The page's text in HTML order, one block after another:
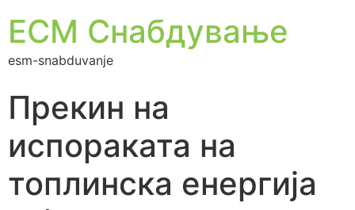
ЕСМ Снабдување
esm-snabduvanje
Прекин на
испораката на
топлинска енергија